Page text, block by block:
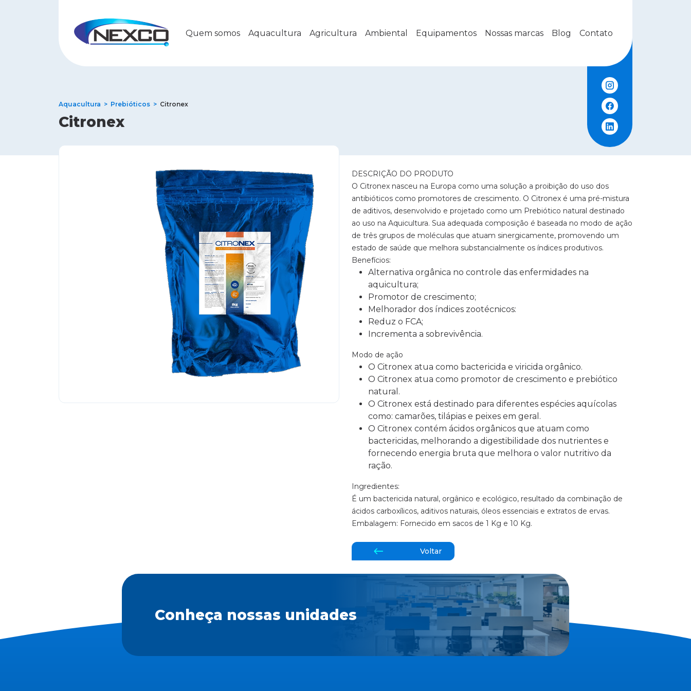
Quem somos Aquacultura Agricultura Ambiental Equipamentos Nossas marcas Blog Contato
Aquacultura Prebióticos Citronex
Citronex
DESCRIÇÃO DO PRODUTO
O Citronex nasceu na Europa como uma solução a proibição do uso dos
antibióticos como promotores de crescimento. O Citronex é uma pré-mistura
de aditivos, desenvolvido e projetado como um Prebiótico natural destinado
ao uso na Aquicultura. Sua adequada composição é baseada no modo de ação
de três grupos de moléculas que atuam sinergicamente, promovendo um
estado de saúde que melhora substancialmente os índices produtivos.
Benefícios:
Alternativa orgânica no controle das enfermidades na
aquicultura;
Promotor de crescimento;
Melhorador dos índices zootécnicos:
Reduz o FCA;
Incrementa a sobrevivência.
Modo de ação
O Citronex atua como bactericida e viricida orgânico.
O Citronex atua como promotor de crescimento e prebiótico
natural.
O Citronex está destinado para diferentes espécies aquícolas
como: camarões, tilápias e peixes em geral.
O Citronex contém ácidos orgânicos que atuam como
bactericidas, melhorando a digestibilidade dos nutrientes e
fornecendo energia bruta que melhora o valor nutritivo da
ração.
Ingredientes:
É um bactericida natural, orgânico e ecológico, resultado da combinação de
ácidos carboxílicos, aditivos naturais, óleos essenciais e extratos de ervas.
Embalagem: Fornecido em sacos de 1 Kg e 10 Kg.
Voltar
Conheça nossas unidades